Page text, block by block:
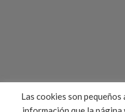
Las cookies son